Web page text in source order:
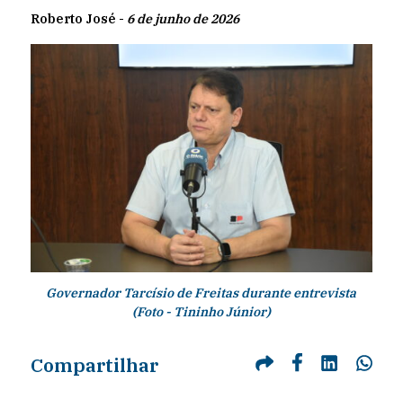
Roberto José - 6 de junho de 2026
Governador Tarcísio de Freitas durante entrevista
(Foto - Tininho Júnior)
Compartilhar